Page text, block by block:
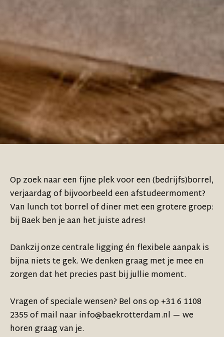
Op zoek naar een fijne plek voor een (bedrijfs)borrel,
verjaardag of bijvoorbeeld een afstudeermoment?
Van lunch tot borrel of diner met een grotere groep:
bij Baek ben je aan het juiste adres!
Dankzij onze centrale ligging én flexibele aanpak is
bijna niets te gek. We denken graag met je mee en
zorgen dat het precies past bij jullie moment.
Vragen of speciale wensen? Bel ons op +31 6 1108
2355 of mail naar info@baekrotterdam.nl — we
horen graag van je.